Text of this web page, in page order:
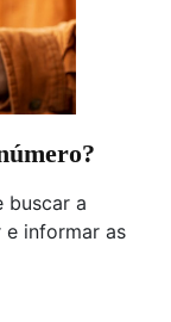
buscar a
e informar as